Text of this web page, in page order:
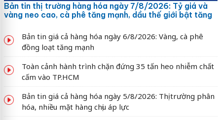
Bản tin thị trường hàng hóa ngày 7/8/2026: Tỷ giá và
vàng neo cao, cà phê tăng mạnh, dầu thế giới bật tăng
Bản tin giá cả hàng hóa ngày 6/8/2026: Vàng, cà phê
đồng loạt tăng mạnh
Toàn cảnh hành trình chặn đứng 35 tấn heo nhiễm chất
cấm vào TP.HCM
Bản tin giá cả hàng hóa ngày 5/8/2026: Thị trường phân
hóa, nhiều mặt hàng chịu áp lực